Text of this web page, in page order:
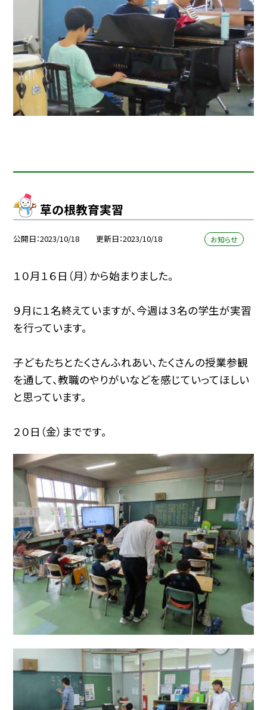
草の根教育実習
公開日 2023/10/18 更新日 2023/10/18 お知らせ
１０月１６日（月）から始まりました。
９月に１名終えていますが、今週は３名の学生が実習
を行っています。
子どもたちとたくさんふれあい、たくさんの授業参観
を通して、教職のやりがいなどを感じていってほしい
と思っています。
２０日（金）までです。